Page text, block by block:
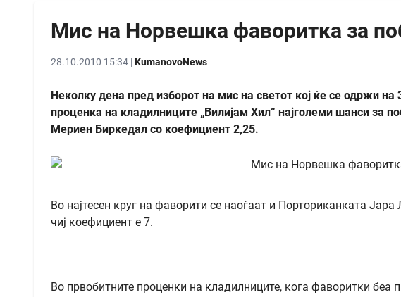
Мис на Норвешка фаворитка за
28.10.2010 15:34 |KumanovoNews
Неколку дена пред изборот на мис на светот кој ќе се одржи
проценка на кладилниците „Вилијам Хил“ најголеми шанси за
Мериен Биркедал со коефициент 2,25.
Во најтесен круг на фаворити се наоѓаат и Порториканката
чиј коефициент е 7.
Во првобитните проценки на кладилниците, кога фаворитки беа